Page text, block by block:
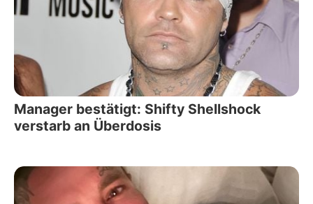
Manager bestätigt: Shifty Shellshock
verstarb an Überdosis